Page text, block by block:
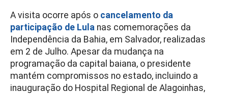
A visita ocorre após o cancelamento da
participação de Lula nas comemorações da
Independência da Bahia, em Salvador, realizadas
em 2 de Julho. Apesar da mudança na
programação da capital baiana, o presidente
mantém compromissos no estado, incluindo a
inauguração do Hospital Regional de Alagoinhas,